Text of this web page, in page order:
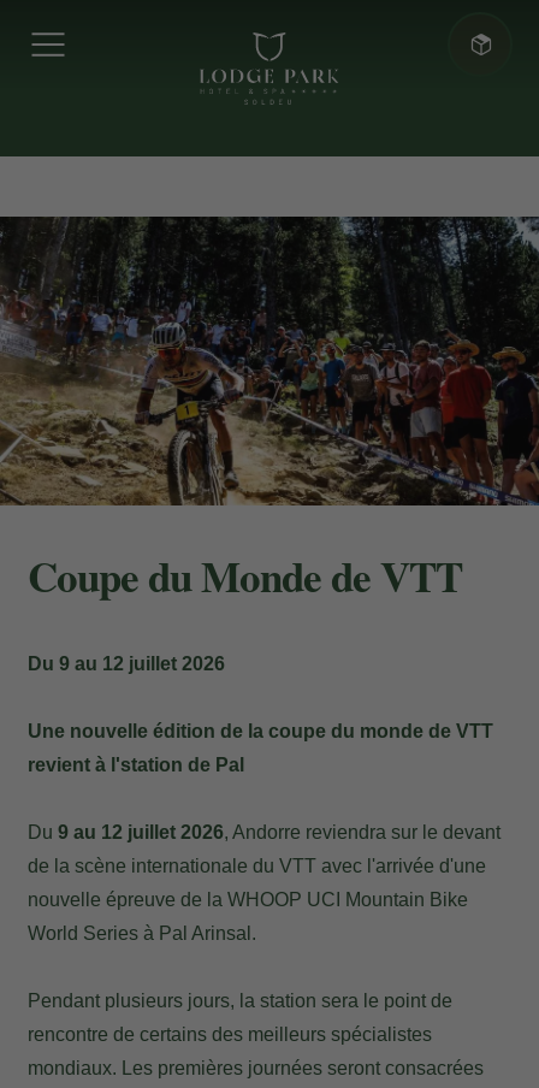
Coupe du Monde de VTT
Du 9 au 12 juillet 2026
Une nouvelle édition de la coupe du monde de VTT
revient à l'station de Pal
Du 9 au 12 juillet 2026, Andorre reviendra sur le devant
de la scène internationale du VTT avec l'arrivée d'une
nouvelle épreuve de la WHOOP UCI Mountain Bike
World Series à Pal Arinsal.
Pendant plusieurs jours, la station sera le point de
rencontre de certains des meilleurs spécialistes
mondiaux. Les premières journées seront consacrées